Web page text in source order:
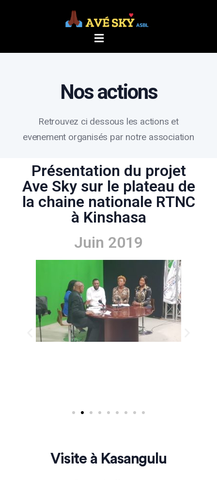
Nos actions
Retrouvez ci dessous les actions et
evenement organisés par notre association
Présentation du projet
Ave Sky sur le plateau de
la chaine nationale RTNC
à Kinshasa
Juin 2019
Visite à Kasangulu